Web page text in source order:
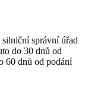
správní úřad
do 30 dnů od
60 dnů od podání